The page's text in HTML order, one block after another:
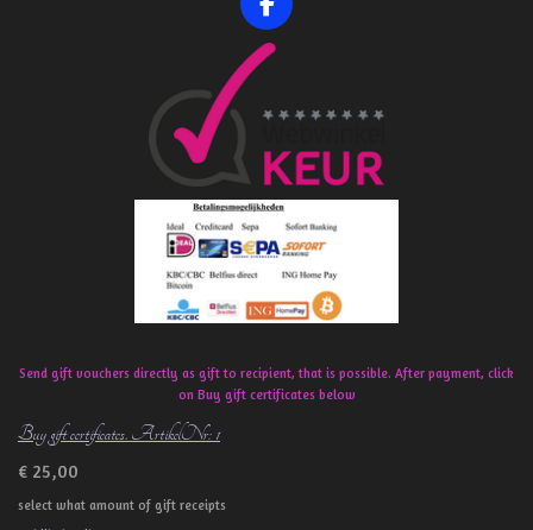
F
a
c
b
o
k
Send gift vouchers directly as gift to recipient, that is possible. After payment, click
on Buy gift certificates below
Buy gift certificates. ArtikelNr: 1
€ 25,00
select what amount of gift receipts